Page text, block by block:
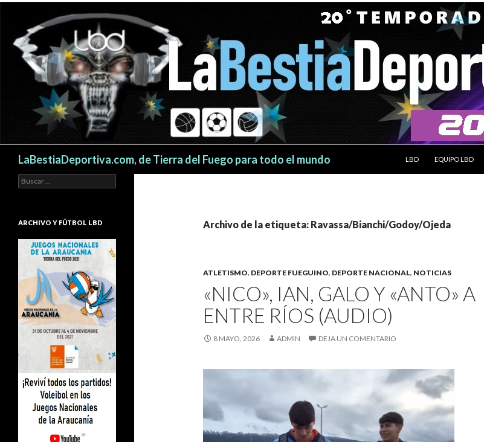
LaBestiaDeportiva.com, de Tierra del Fuego para todo el mundo
LBD
EQUIPO LBD
Archivo de la etiqueta: Ravassa/Bianchi/Godoy/Ojeda
ATLETISMO, DEPORTE FUEGUINO, DEPORTE NACIONAL, NOTICIAS
«NICO», IAN, GALO Y «ANTO» A
ENTRE RÍOS (AUDIO)
8 MAYO, 2026 ADMIN DEJA UN COMENTARIO
Buscar:
ARCHIVO Y FÚTBOL LBD